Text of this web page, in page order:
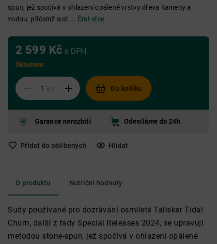
spun, jež spočívá v ohlazení opálené vrstvy dřeva kameny a
vodou, přičemž sud ... Číst více
2 599 Kč s DPH
Skladem
ks Do košíku
Garance nerozbití Odesíláme do 24h
Přidat do oblíbených Hlídat
O produktu Nutriční hodnoty
Sudy používané pro dozrávání osmileté Talisker Tidal
Churn, další z řady Special Releases 2024, se upravují
metodou stone-spun, jež spočívá v ohlazení opálené